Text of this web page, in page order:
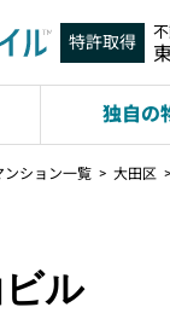
特許取得
独自の
ンション一覧 大田区
ル